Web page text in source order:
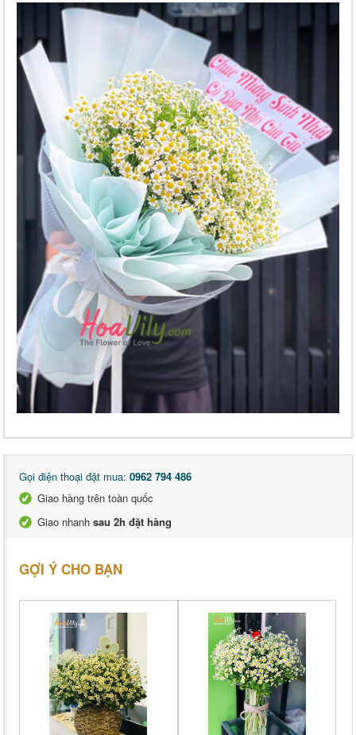
Gọi điện thoại đặt mua: 0962 794 486
Giao hàng trên toàn quốc
Giao nhanh sau 2h đặt hàng
GỢI Ý CHO BẠN